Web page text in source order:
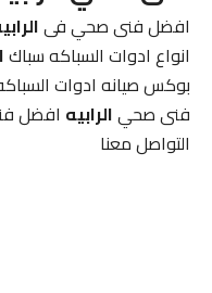
افضل فنى صحي فىالرابيه.
انواع ادوات السباكه سباك
بوكس صيانه ادوات السباكه
فنى صحيالرابيهافضل فنى
التواصل معنا